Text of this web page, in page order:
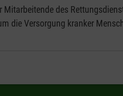
des
die Versorgung kranker